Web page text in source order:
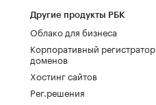
Другие продукты РБК
Облако для бизнеса
Корпоративный регистратор
доменов
Хостинг сайтов
Рег.решения